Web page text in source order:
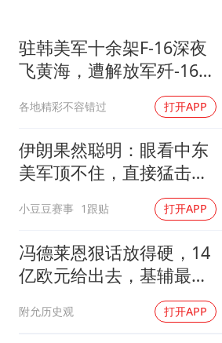
4.2平卫生间
“还不如不放假”
驻韩美军十余架F-16深夜
飞黄海，遭解放军歼-16驱
各地精彩不容错过 打开APP
伊朗果然聪明：眼看中东
美军顶不住，直接猛击要
小豆豆赛事 1跟贴 打开APP
冯德莱恩狠话放得硬，14
亿欧元给出去，基辅最缺
的东西却一样没补上
附允历史观 打开APP